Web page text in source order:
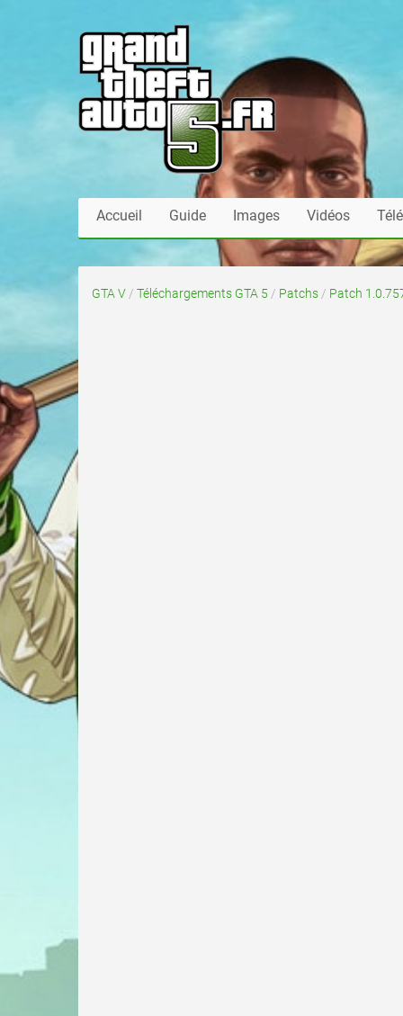
Accueil Guide Images Vidéos
GTA V / Téléchargements GTA 5 / Patchs / Patch